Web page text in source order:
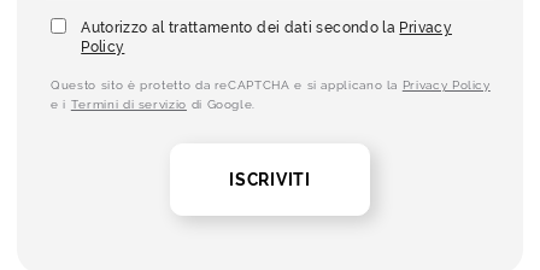
Autorizzo al trattamento dei dati secondo la Privacy
Policy
Questo sito è protetto da reCAPTCHA e si applicano la Privacy Policy
e i Termini di servizio di Google.
ISCRIVITI